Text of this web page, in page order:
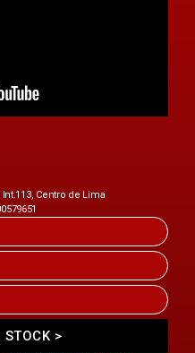
Centro de Lima
STOCK >